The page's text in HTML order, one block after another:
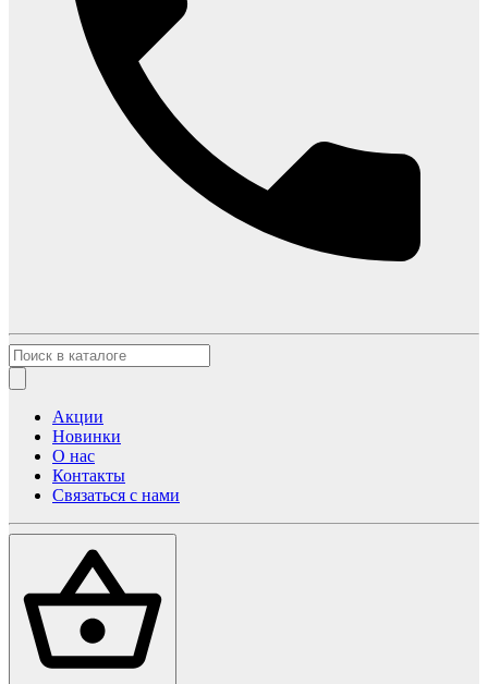
Акции
Новинки
О нас
Контакты
Связаться с нами